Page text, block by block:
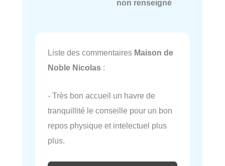
non renseigné
Liste des commentaires Maison de
Noble Nicolas :
- Très bon accueil un havre de
tranquillité le conseille pour un bon
repos physique et intelectuel plus
plus.